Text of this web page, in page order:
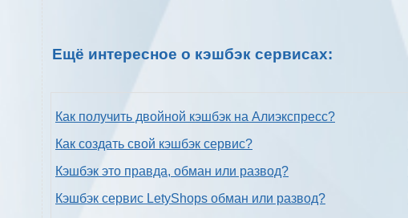
Ещё интересное о кэшбэк сервисах:
Как получить двойной кэшбэк на Алиэкспресс?
Как создать свой кэшбэк сервис?
Кэшбэк это правда, обман или развод?
Кэшбэк сервис LetyShops обман или развод?